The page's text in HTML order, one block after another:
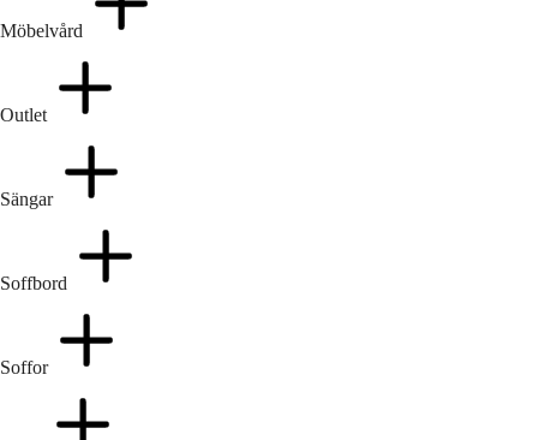
Möbelvård
Outlet
Sängar
Soffbord
Soffor